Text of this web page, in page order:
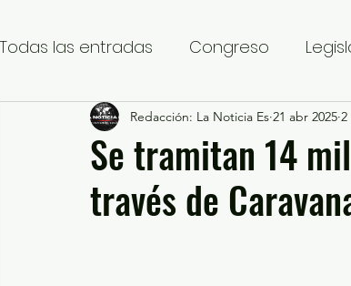
Todas las entradas Congreso
Nacional Estatal
Educación y Cultura Seguridad y
Se tramitan 14
través de
Redacción: La Noticia Es 21 abr 2025